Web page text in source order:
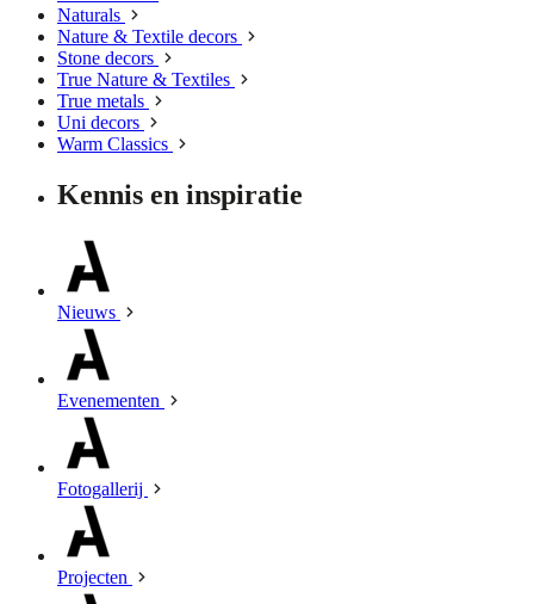
Naturals
Nature & Textile decors
Stone decors
True Nature & Textiles
True metals
Uni decors
Warm Classics
Kennis en inspiratie
Nieuws
Evenementen
Fotogallerij
Projecten